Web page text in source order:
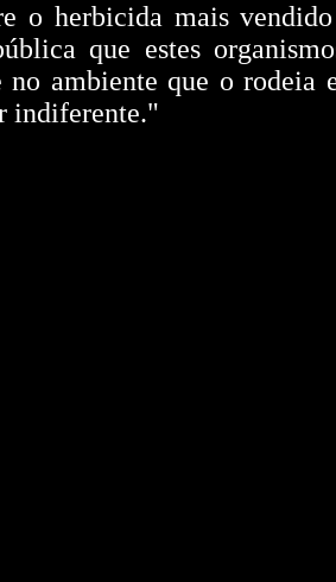
o herbicida mais
que estes
no ambiente que o rodeia
indiferente."